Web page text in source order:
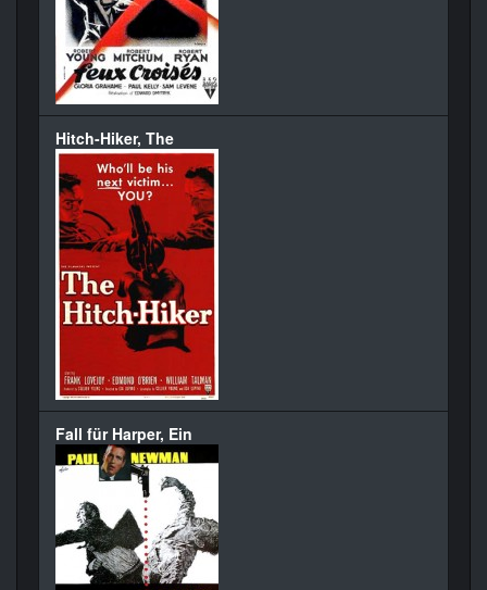
Hitch-Hiker, The
Fall für Harper, Ein